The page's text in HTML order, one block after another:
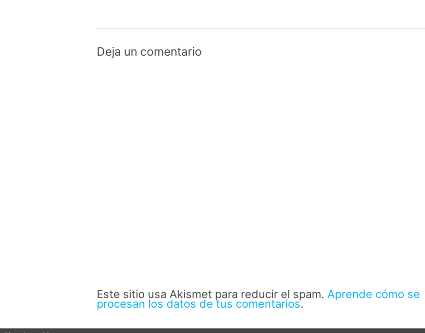
Deja un comentario
Este sitio usa Akismet para reducir el spam. Aprende cómo se
procesan los datos de tus comentarios.